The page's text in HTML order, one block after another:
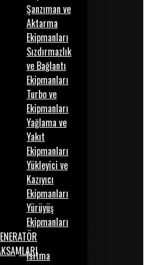
Şanzıman ve
Aktarma
Ekipmanları
Sızdırmazlık
ve Bağlantı
Ekipmanları
Turbo ve
Ekipmanları
Yağlama ve
Yakıt
Ekipmanları
Yükleyici ve
Kazıyıcı
Ekipmanları
Yürüyüş
Ekipmanları
Isıtma